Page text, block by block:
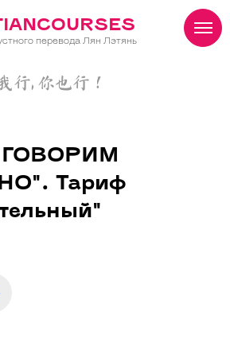
перевода Лян Лэтянь
行, 你也行！
Тариф